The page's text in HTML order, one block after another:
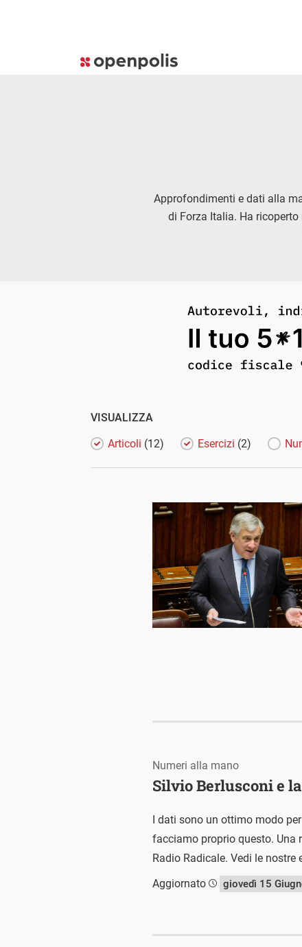
Approfondimenti e dati alla
di Forza Italia. Ha
VISUALIZZA
Articoli (12) Esercizi (2)
Silvio Berlusconi e
Numeri alla mano
I dati sono un ottimo modo
facciamo proprio questo. Una
Radio Radicale. Vedi le
Aggiornato
giovedì 15